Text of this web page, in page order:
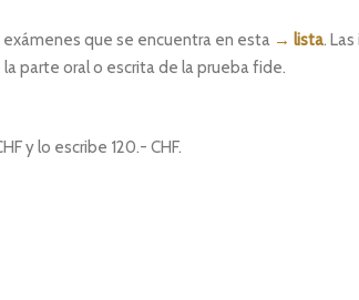
que se encuentra en esta → lista.
parte oral o escrita de la prueba fide.
y lo escribe 120.- CHF.